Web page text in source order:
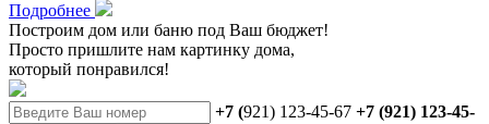
Подробнее
Построим дом или баню под Ваш бюджет!
Просто пришлите нам картинку дома,
который понравился!
+7 (921) 123-45-67 +7 (921) 123-45-